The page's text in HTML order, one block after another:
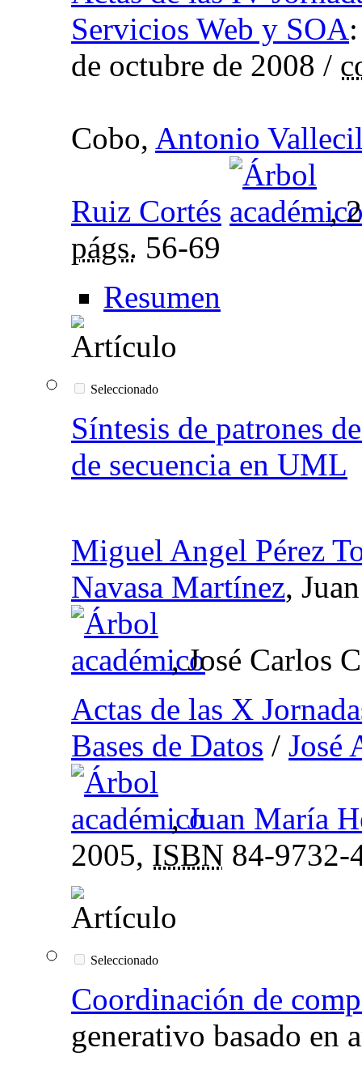
Servicios Web y SOA
de octubre de 2008 /
Cobo, Antonio
Ruiz Cortés
,
págs. 56-69
Resumen
Seleccionado
Síntesis de patrones
de secuencia en UML
Miguel Angel Pérez
Navasa Martínez,
, José Carlos
Actas de las X
Bases de Datos / José
,Juan María
2005, ISBN 84-
Seleccionado
Coordinación de
generativo basado en